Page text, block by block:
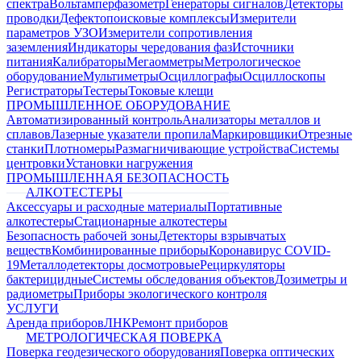
спектраВольтамперфазометрГенераторы сигналовДетекторы
проводкиДефектопоисковые комплексыИзмерители
параметров УЗОИзмерители сопротивления
заземленияИндикаторы чередования фазИсточники
питанияКалибраторыМегаомметрыМетрологическое
оборудованиеМультиметрыОсциллографыОсциллоскопы
РегистраторыТестерыТоковые клещи
ПРОМЫШЛЕННОЕ ОБОРУДОВАНИЕ
Автоматизированный контрольАнализаторы металлов и
сплавовЛазерные указатели пропилаМаркировщикиОтрезные
станкиПлотномерыРазмагничивающие устройстваСистемы
центровкиУстановки нагружения
ПРОМЫШЛЕННАЯ БЕЗОПАСНОСТЬ
АЛКОТЕСТЕРЫ
Аксессуары и расходные материалыПортативные
алкотестерыСтационарные алкотестеры
Безопасность рабочей зоныДетекторы взрывчатых
веществКомбинированные приборыКоронавирус COVID-
19Металлодетекторы досмотровыеРециркуляторы
бактерицидныеСистемы обследования объектовДозиметры и
радиометрыПриборы экологического контроля
УСЛУГИ
Аренда приборовЛНКРемонт приборов
МЕТРОЛОГИЧЕСКАЯ ПОВЕРКА
Поверка геодезического оборудованияПоверка оптических